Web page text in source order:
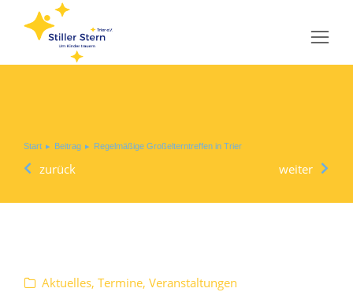
Sie befinden sich hier:
Start Beitrag Regelmäßige Großelterntreffen in Trier
zurück weiter
Aktuelles, Termine, Veranstaltungen